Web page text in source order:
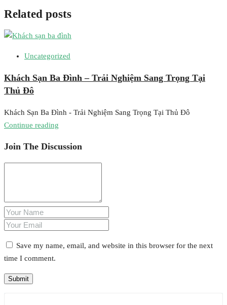
Related posts
Uncategorized
Khách Sạn Ba Đình – Trải Nghiệm Sang Trọng Tại
Thủ Đô
Khách Sạn Ba Đình - Trải Nghiệm Sang Trọng Tại Thủ Đô
Continue reading
Join The Discussion
Save my name, email, and website in this browser for the next
time I comment.